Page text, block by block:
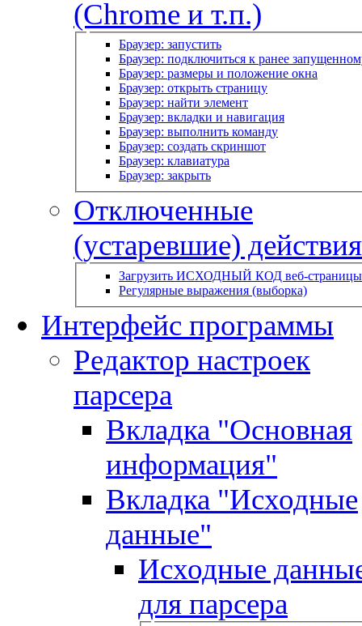
(Chrome и т.п.)
Браузер: запустить
Браузер: подключиться к ранее
Браузер: размеры и положение окна
Браузер: открыть страницу
Браузер: найти элемент
Браузер: вкладки и навигация
Браузер: выполнить команду
Браузер: создать скриншот
Браузер: клавиатура
Браузер: закрыть
Отключенные
(устаревшие) действия
Загрузить ИСХОДНЫЙ КОД веб-страницы
Регулярные выражения (выборка)
Интерфейс программы
Редактор настроек
парсера
Вкладка "Основная
информация"
Вкладка "Исходные
данные"
Исходные
для парсера